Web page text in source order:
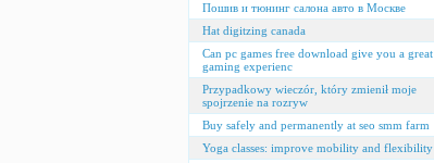
Пошив и тюнинг салона авто в Москве
Hat digitzing canada
Can pc games free download give you a great
gaming experienc
Przypadkowy wieczór, który zmienił moje
spojrzenie na rozryw
Buy safely and permanently at seo smm farm
Yoga classes: improve mobility and flexibility